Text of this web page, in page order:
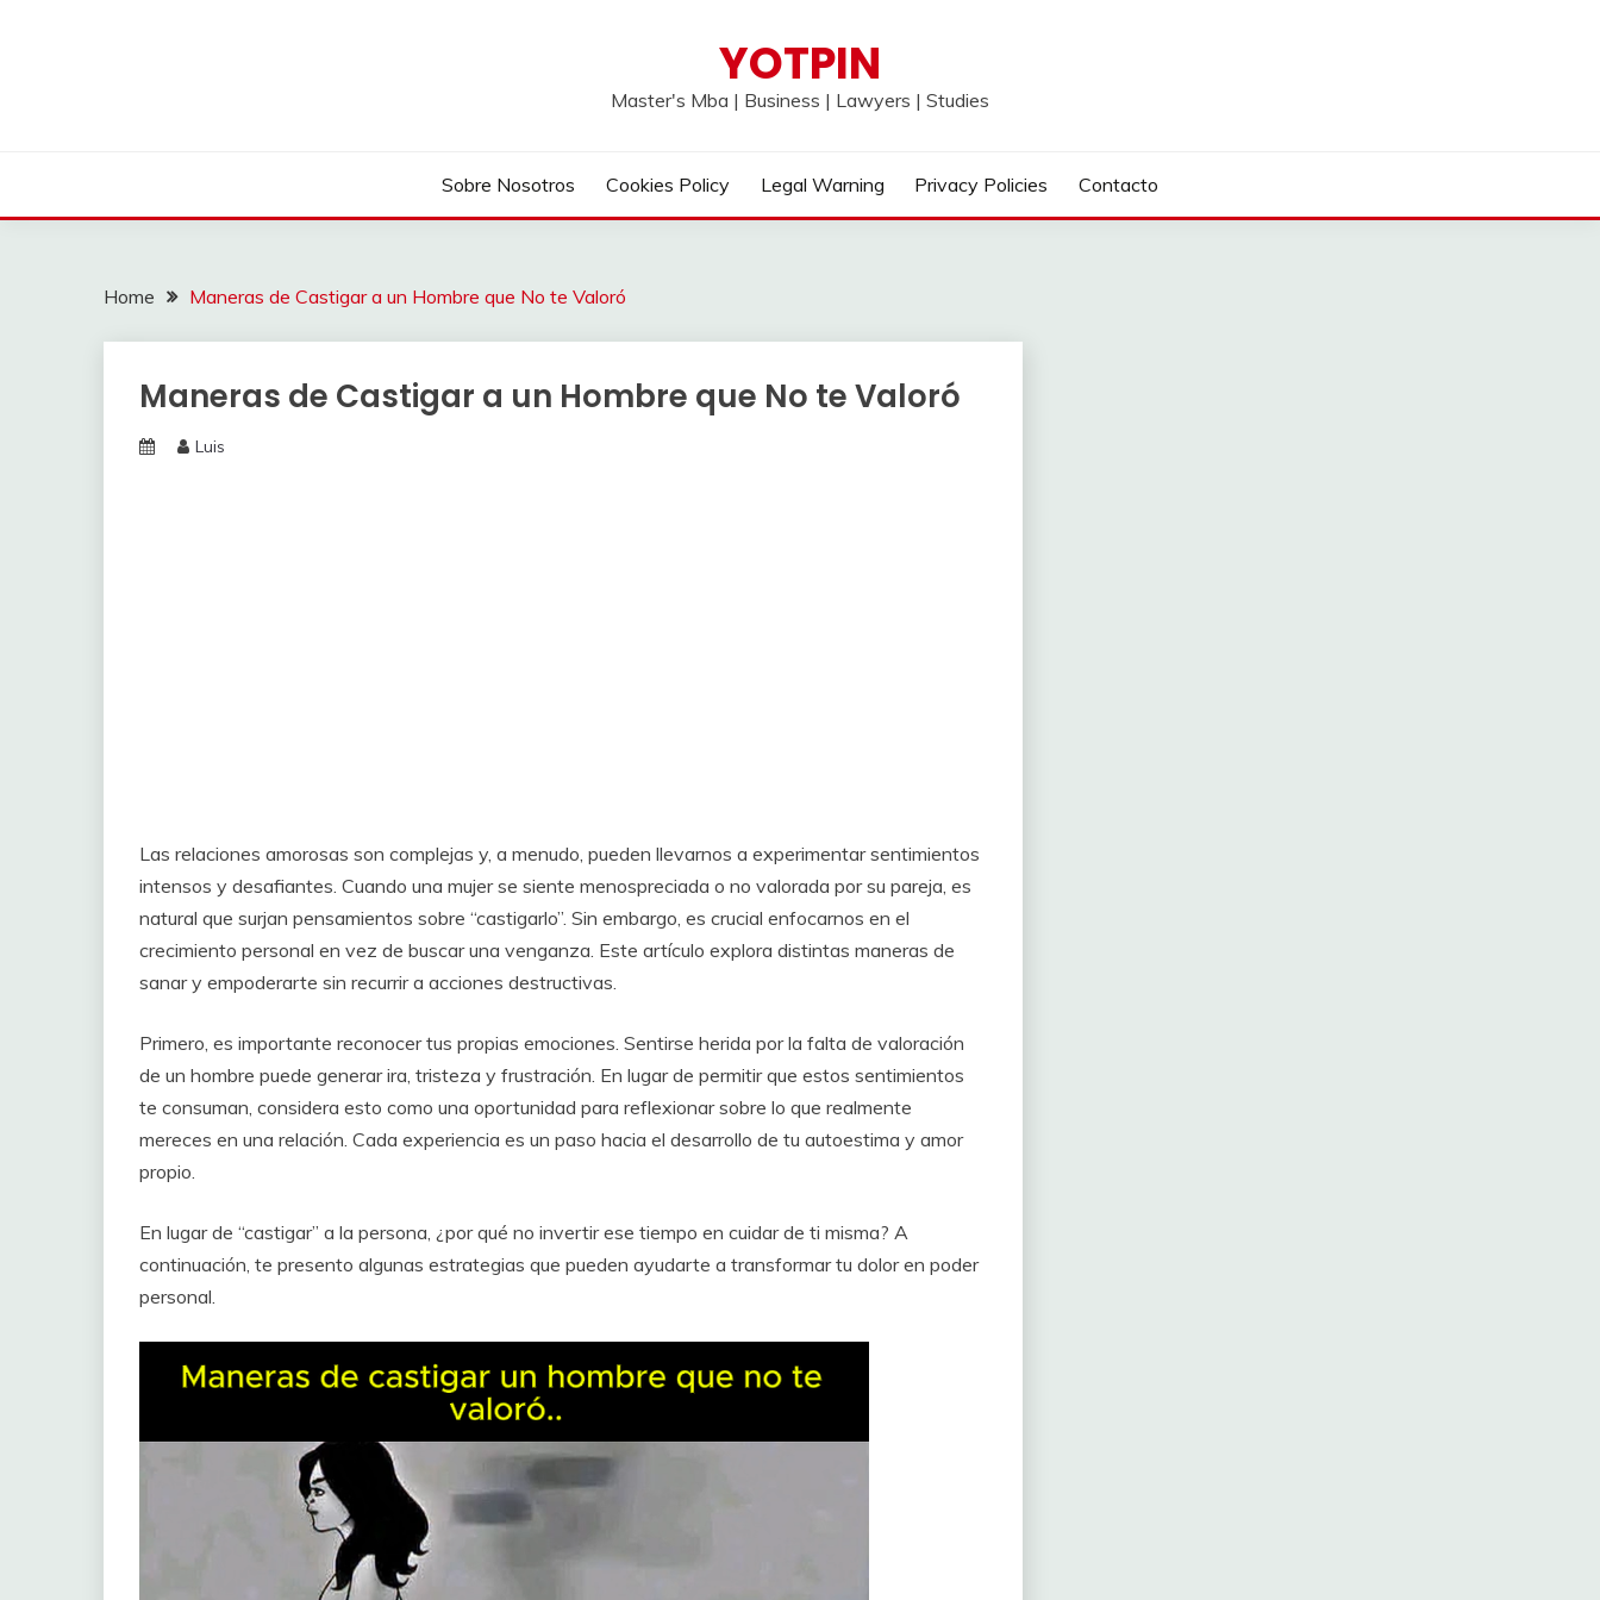
YOTPIN
Master's Mba | Business | Lawyers | Studies
Sobre Nosotros Cookies Policy Legal Warning Privacy Policies Contacto
Home Maneras de Castigar a un Hombre que No te Valoró
Maneras de Castigar a un Hombre que No te Valoró
Luis
Las relaciones amorosas son complejas y, a menudo, pueden llevarnos a experimentar sentimientos
intensos y desafiantes. Cuando una mujer se siente menospreciada o no valorada por su pareja, es
natural que surjan pensamientos sobre “castigarlo”. Sin embargo, es crucial enfocarnos en el
crecimiento personal en vez de buscar una venganza. Este artículo explora distintas maneras de
sanar y empoderarte sin recurrir a acciones destructivas.
Primero, es importante reconocer tus propias emociones. Sentirse herida por la falta de valoración
de un hombre puede generar ira, tristeza y frustración. En lugar de permitir que estos sentimientos
te consuman, considera esto como una oportunidad para reflexionar sobre lo que realmente
mereces en una relación. Cada experiencia es un paso hacia el desarrollo de tu autoestima y amor
propio.
En lugar de “castigar” a la persona, ¿por qué no invertir ese tiempo en cuidar de ti misma? A
continuación, te presento algunas estrategias que pueden ayudarte a transformar tu dolor en poder
personal.